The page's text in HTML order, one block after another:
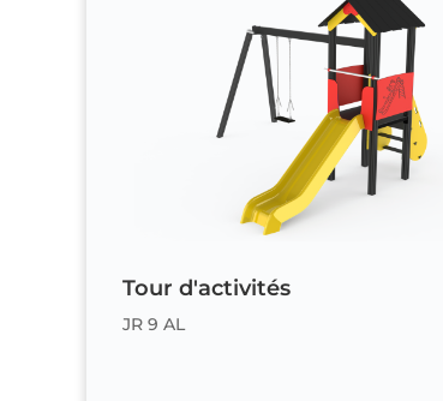
Tour d'activités
JR 9 AL